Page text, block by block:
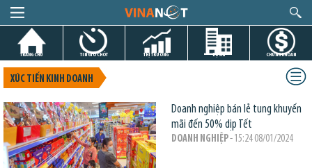
TRANG CHỦ TIN GIỜ CHÓT THỊ TRƯỜNG DỰ ÁN CHỨNG KHOÁN
XÚC TIẾN KINH DOANH
Doanh nghiệp bán lẻ tung khuyến
mãi đến 50% dịp Tết
DOANH NGHIỆP- 15:24 08/01/2024